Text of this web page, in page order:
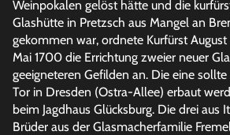
Weinpokalen gelöst hätte und die
Glashütte in Pretzsch aus Mangel an
gekommen war, ordnete Kurfürst
Mai 1700 die Errichtung zweier neuer
geeigneteren Gefilden an. Die eine
Tor in Dresden (Ostra-Allee) erbaut
beim Jagdhaus Glücksburg. Die drei aus
Brüder aus der Glasmacherfamilie